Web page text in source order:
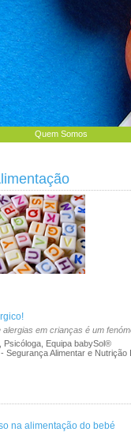
Quem Somos
alergias em crianças é um
Psicóloga, Equipa babySol®
Segurança Alimentar e Nutrição
na alimentação do bebé